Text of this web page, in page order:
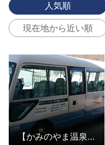
人気順
現在地から近い順
【かみのやま温泉・蔵
王】無料シャトルバ
ス グリーンエコー号
の詳細はこちら
【かみのやま温泉・蔵王】無料シャトルバス グリーンエコー号